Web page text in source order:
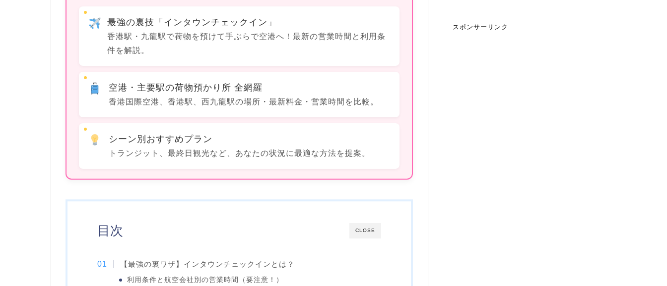
最強の裏技「インタウンチェックイン」
香港駅・九龍駅で荷物を預けて手ぶらで空港へ！最新の営業時間と利用条
件を解説。
空港・主要駅の荷物預かり所 全網羅
香港国際空港、香港駅、西九龍駅の場所・最新料金・営業時間を比較。
シーン別おすすめプラン
トランジット、最終日観光など、あなたの状況に最適な方法を提案。
CLOSE
目次
【最強の裏ワザ】インタウンチェックインとは？
利用条件と航空会社別の営業時間（要注意！）
スポンサーリンク